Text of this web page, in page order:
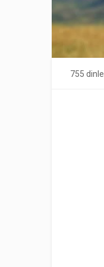
755 dinle